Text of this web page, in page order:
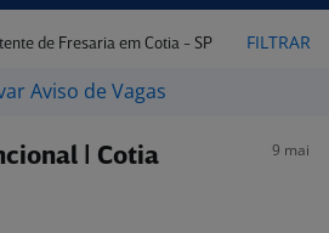
de Fresaria em Cotia - SP FILTRAR
Aviso de Vagas
| Cotia 9 mai